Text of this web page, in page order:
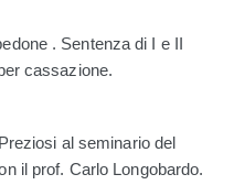
. Sentenza di I e II
cassazione.
al seminario del
il prof. Carlo Longobardo.